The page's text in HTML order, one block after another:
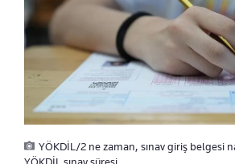
YÖKDİL/2 ne zaman, sınav giriş belgesi